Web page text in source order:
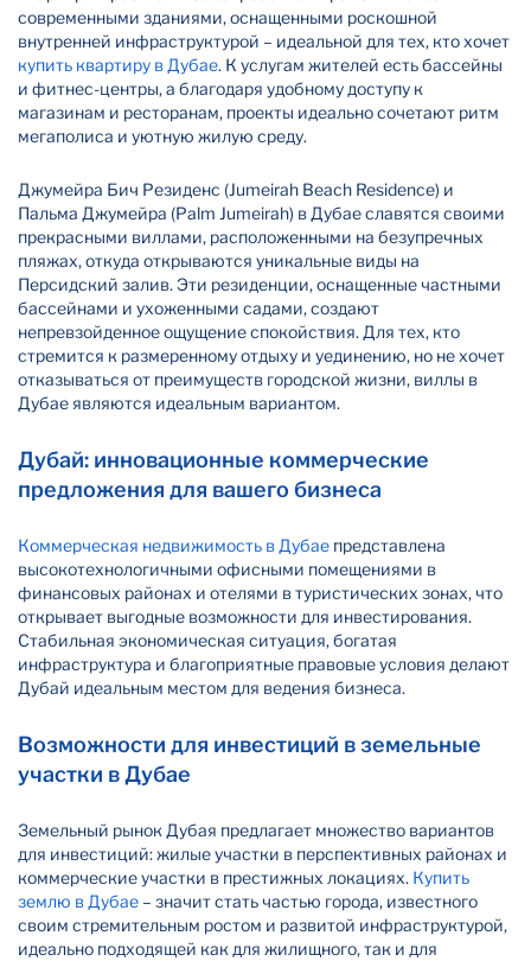
современными зданиями, оснащенными роскошной
внутренней инфраструктурой – идеальной для тех, кто хочет
купить квартиру в Дубае. К услугам жителей есть бассейны
и фитнес-центры, а благодаря удобному доступу к
магазинам и ресторанам, проекты идеально сочетают ритм
мегаполиса и уютную жилую среду.
Джумейра Бич Резиденс (Jumeirah Beach Residence) и
Пальма Джумейра (Palm Jumeirah) в Дубае славятся своими
прекрасными виллами, расположенными на безупречных
пляжах, откуда открываются уникальные виды на
Персидский залив. Эти резиденции, оснащенные частными
бассейнами и ухоженными садами, создают
непревзойденное ощущение спокойствия. Для тех, кто
стремится к размеренному отдыху и уединению, но не хочет
отказываться от преимуществ городской жизни, виллы в
Дубае являются идеальным вариантом.
Дубай: инновационные коммерческие
предложения для вашего бизнеса
Коммерческая недвижимость в Дубае представлена
высокотехнологичными офисными помещениями в
финансовых районах и отелями в туристических зонах, что
открывает выгодные возможности для инвестирования.
Стабильная экономическая ситуация, богатая
инфраструктура и благоприятные правовые условия делают
Дубай идеальным местом для ведения бизнеса.
Возможности для инвестиций в земельные
участки в Дубае
Земельный рынок Дубая предлагает множество вариантов
для инвестиций: жилые участки в перспективных районах и
коммерческие участки в престижных локациях. Купить
землю в Дубае– значит стать частью города, известного
своим стремительным ростом и развитой инфраструктурой,
идеально подходящей как для жилищного, так и для